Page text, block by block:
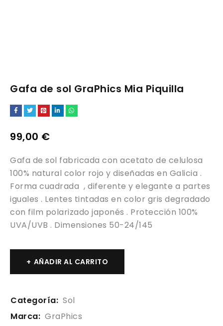
Gafa de sol GraPhics Mia Piquilla
99,00 €
Gafa de sol fabricada con acetato de celulosa
100% natural color rojo y diseñadas en Galicia .
Forma cuadrada , diferente y elegante a partes
iguales . Lentes tintadas en color gris degradado
con film polarizado japonés . Protección 100%
UVA/UVB . Dimensiones 50-24/145
AÑADIR AL CARRITO
Categoría: Sol
Marca: GraPhics